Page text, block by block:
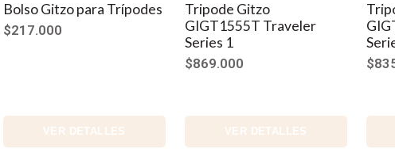
Bolso Gitzo para Trípodes
$217.000
VER DETALLES
Tripode Gitzo
GIGT1555T Traveler
Series 1
$869.000
VER DETALLES